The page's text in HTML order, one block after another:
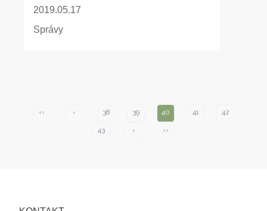
2019.05.17
Správy
‹‹ ‹ 38 39 40 41 42
43 › ››